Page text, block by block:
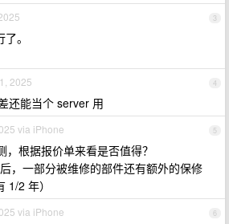
3
。
4
2025
还能当个 server 用
5
via iPhone
根据报价单来看是否值得？
，一部分被维修的部件还有额外的保修
1/2 年）
6
via iPhone